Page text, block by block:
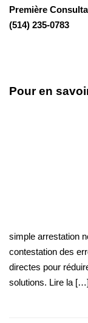
Première
(514) 235-0783
Pour en
simple arrestation
contestation des
directes pour
solutions. Lire la